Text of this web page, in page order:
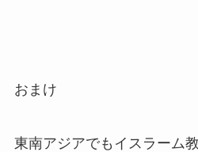
おまけ
東南アジアでもイスラーム